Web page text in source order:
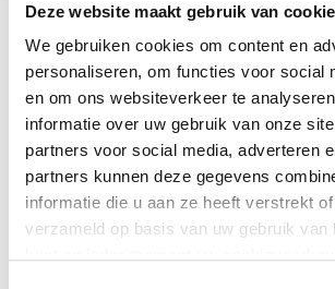
Deze website maakt gebruik van
We gebruiken cookies om content en
personaliseren, om functies voor social
en om ons websiteverkeer te
informatie over uw gebruik van onze
partners voor social media, adverteren
partners kunnen deze gegevens
informatie die u aan ze heeft verstrekt
verzameld op basis van uw gebruik van
de essaybundel Verhalen in
interviewboek De literaire roeping
monografie De detective ontmaskerd
recensiebundel Literair panorama
stelde hij de poëzieverzameling
Letaal (2022) en het huldeboek
een dichter zonder grenzen (2025)
Renaat Ramon en Willy Tibergien